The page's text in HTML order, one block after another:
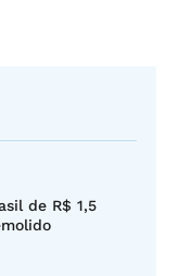
de R$ 1,5